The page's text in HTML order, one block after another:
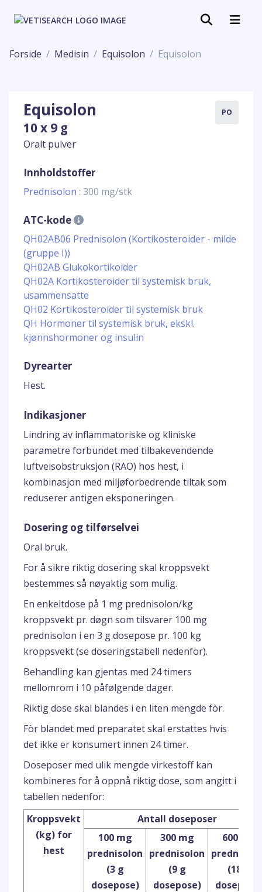
Forside Medisin Equisolon Equisolon
Equisolon
10 x 9 g
Oralt pulver
PO
Innholdstoffer
Prednisolon : 300 mg/stk
ATC-kode
QH02AB06 Prednisolon (Kortikosteroider - milde
(gruppe I))
QH02AB Glukokortikoider
QH02A Kortikosteroider til systemisk bruk,
usammensatte
QH02 Kortikosteroider til systemisk bruk
QH Hormoner til systemisk bruk, ekskl.
kjønnshormoner og insulin
Dyrearter
Hest.
Indikasjoner
Lindring av inflammatoriske og kliniske
parametre forbundet med tilbakevendende
luftveisobstruksjon (RAO) hos hest, i
kombinasjon med miljøforbedrende tiltak som
reduserer antigen eksponeringen.
Dosering og tilførselvei
Oral bruk.
For å sikre riktig dosering skal kroppsvekt
bestemmes så nøyaktig som mulig.
En enkeltdose på 1 mg prednisolon/kg
kroppsvekt pr. døgn som tilsvarer 100 mg
prednisolon i en 3 g dosepose pr. 100 kg
kroppsvekt (se doseringstabell nedenfor).
Behandling kan gjentas med 24 timers
mellomrom i 10 påfølgende dager.
Riktig dose skal blandes i en liten mengde fòr.
Fòr blandet med preparatet skal erstattes hvis
det ikke er konsumert innen 24 timer.
Doseposer med ulik mengde virkestoff kan
kombineres for å oppnå riktig dose, som angitt i
tabellen nedenfor:
Kroppsvekt
(kg) for
hest
Antall doseposer
100 mg
prednisolon
(3 g
dosepose)
300 mg
prednisolon
(9 g
dosepose)
600 mg
(18 g